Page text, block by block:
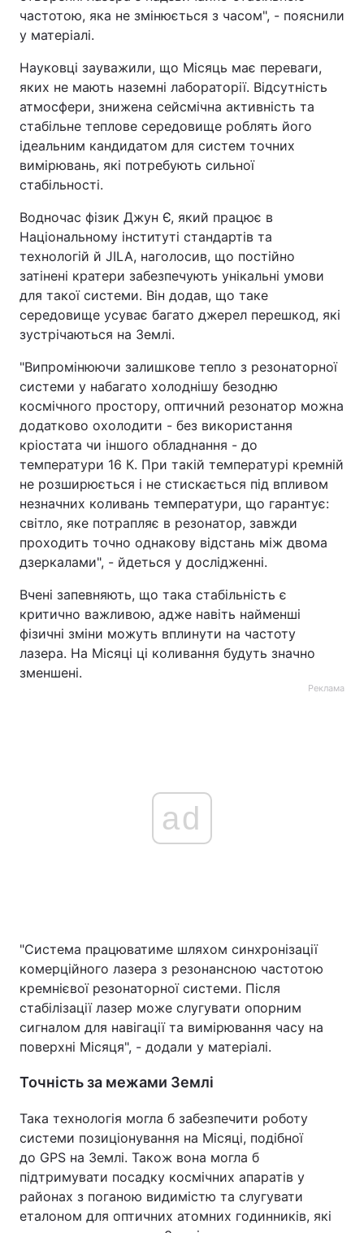
частотою, яка не змінюється з часом", - пояснили
у матеріалі.
Науковці зауважили, що Місяць має переваги,
яких не мають наземні лабораторії. Відсутність
атмосфери, знижена сейсмічна активність та
стабільне теплове середовище роблять його
ідеальним кандидатом для систем точних
вимірювань, які потребують сильної
стабільності.
Водночас фізик Джун Є, який працює в
Національному інституті стандартів та
технологій й JILA, наголосив, що постійно
затінені кратери забезпечують унікальні умови
для такої системи. Він додав, що таке
середовище усуває багато джерел перешкод, які
зустрічаються на Землі.
"Випромінюючи залишкове тепло з резонаторної
системи у набагато холоднішу безодню
космічного простору, оптичний резонатор можна
додатково охолодити - без використання
кріостата чи іншого обладнання - до
температури 16 К. При такій температурі кремній
не розширюється і не стискається під впливом
незначних коливань температури, що гарантує:
світло, яке потрапляє в резонатор, завжди
проходить точно однакову відстань між двома
дзеркалами", - йдеться у дослідженні.
Вчені запевняють, що така стабільність є
критично важливою, адже навіть найменші
фізичні зміни можуть вплинути на частоту
лазера. На Місяці ці коливання будуть значно
зменшені.
Реклама
ad
"Система працюватиме шляхом синхронізації
комерційного лазера з резонансною частотою
кремнієвої резонаторної системи. Після
стабілізації лазер може слугувати опорним
сигналом для навігації та вимірювання часу на
поверхні Місяця", - додали у матеріалі.
Точність за межами Землі
Така технологія могла б забезпечити роботу
системи позиціонування на Місяці, подібної
до GPS на Землі. Також вона могла б
підтримувати посадку космічних апаратів у
районах з поганою видимістю та слугувати
еталоном для оптичних атомних годинників, які